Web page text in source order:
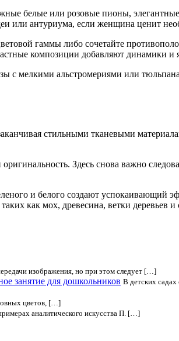
белые или розовые пионы,
или антуриума, если женщина ценит
гаммы либо сочетайте
композиции добавляют динамики и
с мелкими альстромериями или
стильными тканевыми
Здесь снова важно
и белого создают успокаивающий
как мох, древесина, ветки деревьев и
изображения, но при этом следует […]
занятие для дошкольников В детских садах
цветов, […]
аналитического искусства П. […]